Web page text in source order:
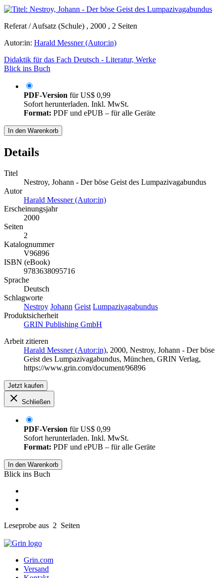
Referat / Aufsatz (Schule) , 2000 , 2 Seiten
Autor:in: Harald Messner (Autor:in)
Didaktik für das Fach Deutsch - Literatur, Werke
Blick ins Buch
PDF-Version fürUS$ 0,99
Sofort herunterladen. Inkl. MwSt.
Format: PDF und ePUB – für alle Geräte
In den Warenkorb
Details
Titel
Nestroy, Johann - Der böse Geist des Lumpazivagabundus
Autor
Harald Messner (Autor:in)
Erscheinungsjahr
2000
Seiten
2
Katalognummer
V96896
ISBN (eBook)
9783638095716
Sprache
Deutsch
Schlagworte
Nestroy Johann Geist Lumpazivagabundus
Produktsicherheit
GRIN Publishing GmbH
Arbeit zitieren
Harald Messner (Autor:in), 2000, Nestroy, Johann - Der böse
Geist des Lumpazivagabundus, München, GRIN Verlag,
https://www.grin.com/document/96896
Jetzt kaufen
Schließen
PDF-Version fürUS$ 0,99
Sofort herunterladen. Inkl. MwSt.
Format: PDF und ePUB – für alle Geräte
In den Warenkorb
Blick ins Buch
Leseprobe aus 2 Seiten
Grin.com
Versand